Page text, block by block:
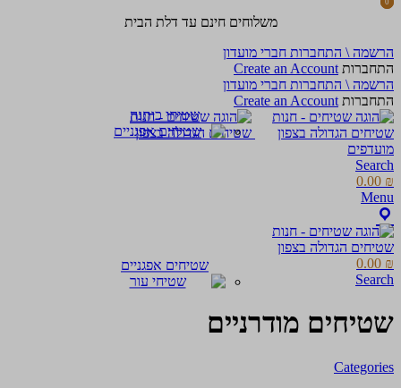
משלוחים חינם עד דלת הבית
הרשמה \ התחברות חברי מועדון
התחברות Create an Account
הרשמה \ התחברות חברי מועדון
התחברות Create an Account
מועדפים
Search
0
0.00 ₪
Menu
0
0.00 ₪
Search
שטיחי כותנה
שטיחים אפגניים
שטיחים מודרניים
Categories